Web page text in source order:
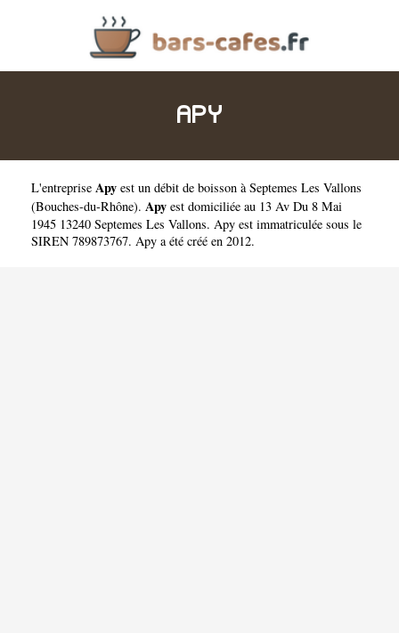
APY
L'entreprise Apy est un débit de boisson à Septemes Les Vallons
(Bouches-du-Rhône). Apy est domiciliée au 13 Av Du 8 Mai
1945 13240 Septemes Les Vallons. Apy est immatriculée sous le
SIREN 789873767. Apy a été créé en 2012.